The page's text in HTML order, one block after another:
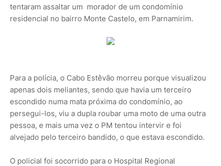
tentaram assaltar um morador de um condomínio
residencial no bairro Monte Castelo, em Parnamirim.
Para a polícia, o Cabo Estêvão morreu porque visualizou
apenas dois meliantes, sendo que havia um terceiro
escondido numa mata próxima do condomínio, ao
persegui-los, viu a dupla roubar uma moto de uma outra
pessoa, e mais uma vez o PM tentou intervir e foi
alvejado pelo terceiro bandido, o que estava escondido.
O policial foi socorrido para o Hospital Regional